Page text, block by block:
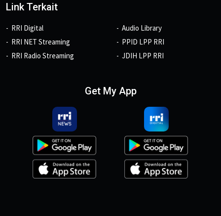
Link Terkait
RRI Digital
RRI NET Streaming
RRI Radio Streaming
Audio Library
PPID LPP RRI
JDIH LPP RRI
Get My App